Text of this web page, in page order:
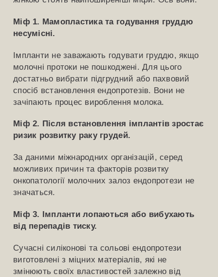
Міф 1. Мамопластика та годування груддю
несумісні.
Імпланти не заважають годувати груддю, якщо
молочні протоки не пошкоджені. Для цього
достатньо вибрати підгрудний або пахвовий
спосіб встановлення ендопротезів. Вони не
зачіпають процес вироблення молока.
Міф 2. Після встановлення імплантів зростає
ризик розвитку раку грудей.
За даними міжнародних організацій, серед
можливих причин та факторів розвитку
онкопатології молочних залоз ендопротези не
значаться.
Міф 3. Імпланти лопаються або вибухають
від перепадів тиску.
Сучасні силіконові та сольові ендопротези
виготовлені з міцних матеріалів, які не
змінюють своїх властивостей залежно від